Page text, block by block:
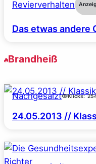
Revierverhalten
Das etwas andere
Brandheiß
Nachgesalzt Klicks:
24.05.2013 //